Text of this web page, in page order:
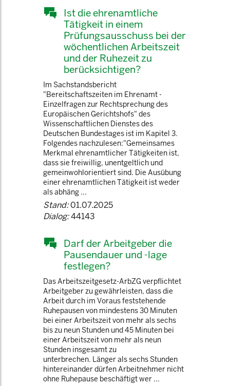
Ist die ehrenamtliche
Tätigkeit in einem
Prüfungsausschuss bei der
wöchentlichen Arbeitszeit
und der Ruhezeit zu
berücksichtigen?
Im Sachstandsbericht
"Bereitschaftszeiten im Ehrenamt -
Einzelfragen zur Rechtsprechung des
Europäischen Gerichtshofs" des
Wissenschaftlichen Dienstes des
Deutschen Bundestages ist im Kapitel 3.
Folgendes nachzulesen:"Gemeinsames
Merkmal ehrenamtlicher Tätigkeiten ist,
dass sie freiwillig, unentgeltlich und
gemeinwohlorientiert sind. Die Ausübung
einer ehrenamtlichen Tätigkeit ist weder
als abhäng ...
Stand:01.07.2025
Dialog:44143
Darf der Arbeitgeber die
Pausendauer und -lage
festlegen?
Das Arbeitszeitgesetz-ArbZG verpflichtet
Arbeitgeber zu gewährleisten, dass die
Arbeit durch im Voraus feststehende
Ruhepausen von mindestens 30 Minuten
bei einer Arbeitszeit von mehr als sechs
bis zu neun Stunden und 45 Minuten bei
einer Arbeitszeit von mehr als neun
Stunden insgesamt zu
unterbrechen. Länger als sechs Stunden
hintereinander dürfen Arbeitnehmer nicht
ohne Ruhepause beschäftigt wer ...